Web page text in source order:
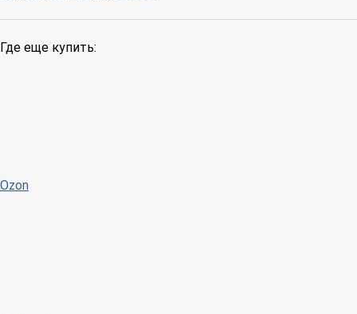
Где еще купить:
Ozon